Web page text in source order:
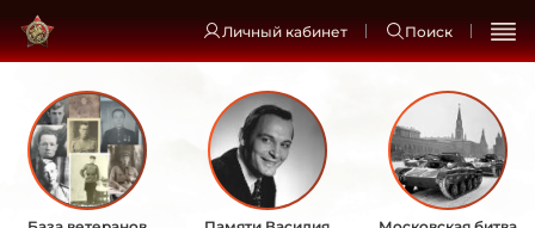
Личный кабинет Поиск